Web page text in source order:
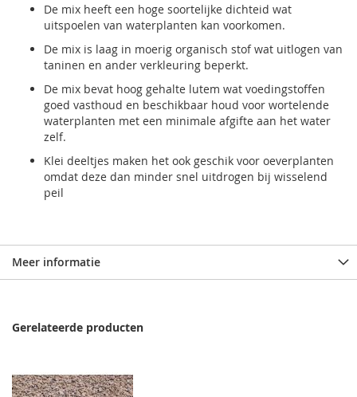
De mix heeft een hoge soortelijke dichteid wat
uitspoelen van waterplanten kan voorkomen.
De mix is laag in moerig organisch stof wat uitlogen van
taninen en ander verkleuring beperkt.
De mix bevat hoog gehalte lutem wat voedingstoffen
goed vasthoud en beschikbaar houd voor wortelende
waterplanten met een minimale afgifte aan het water
zelf.
Klei deeltjes maken het ook geschik voor oeverplanten
omdat deze dan minder snel uitdrogen bij wisselend
peil
Meer informatie
Gerelateerde producten